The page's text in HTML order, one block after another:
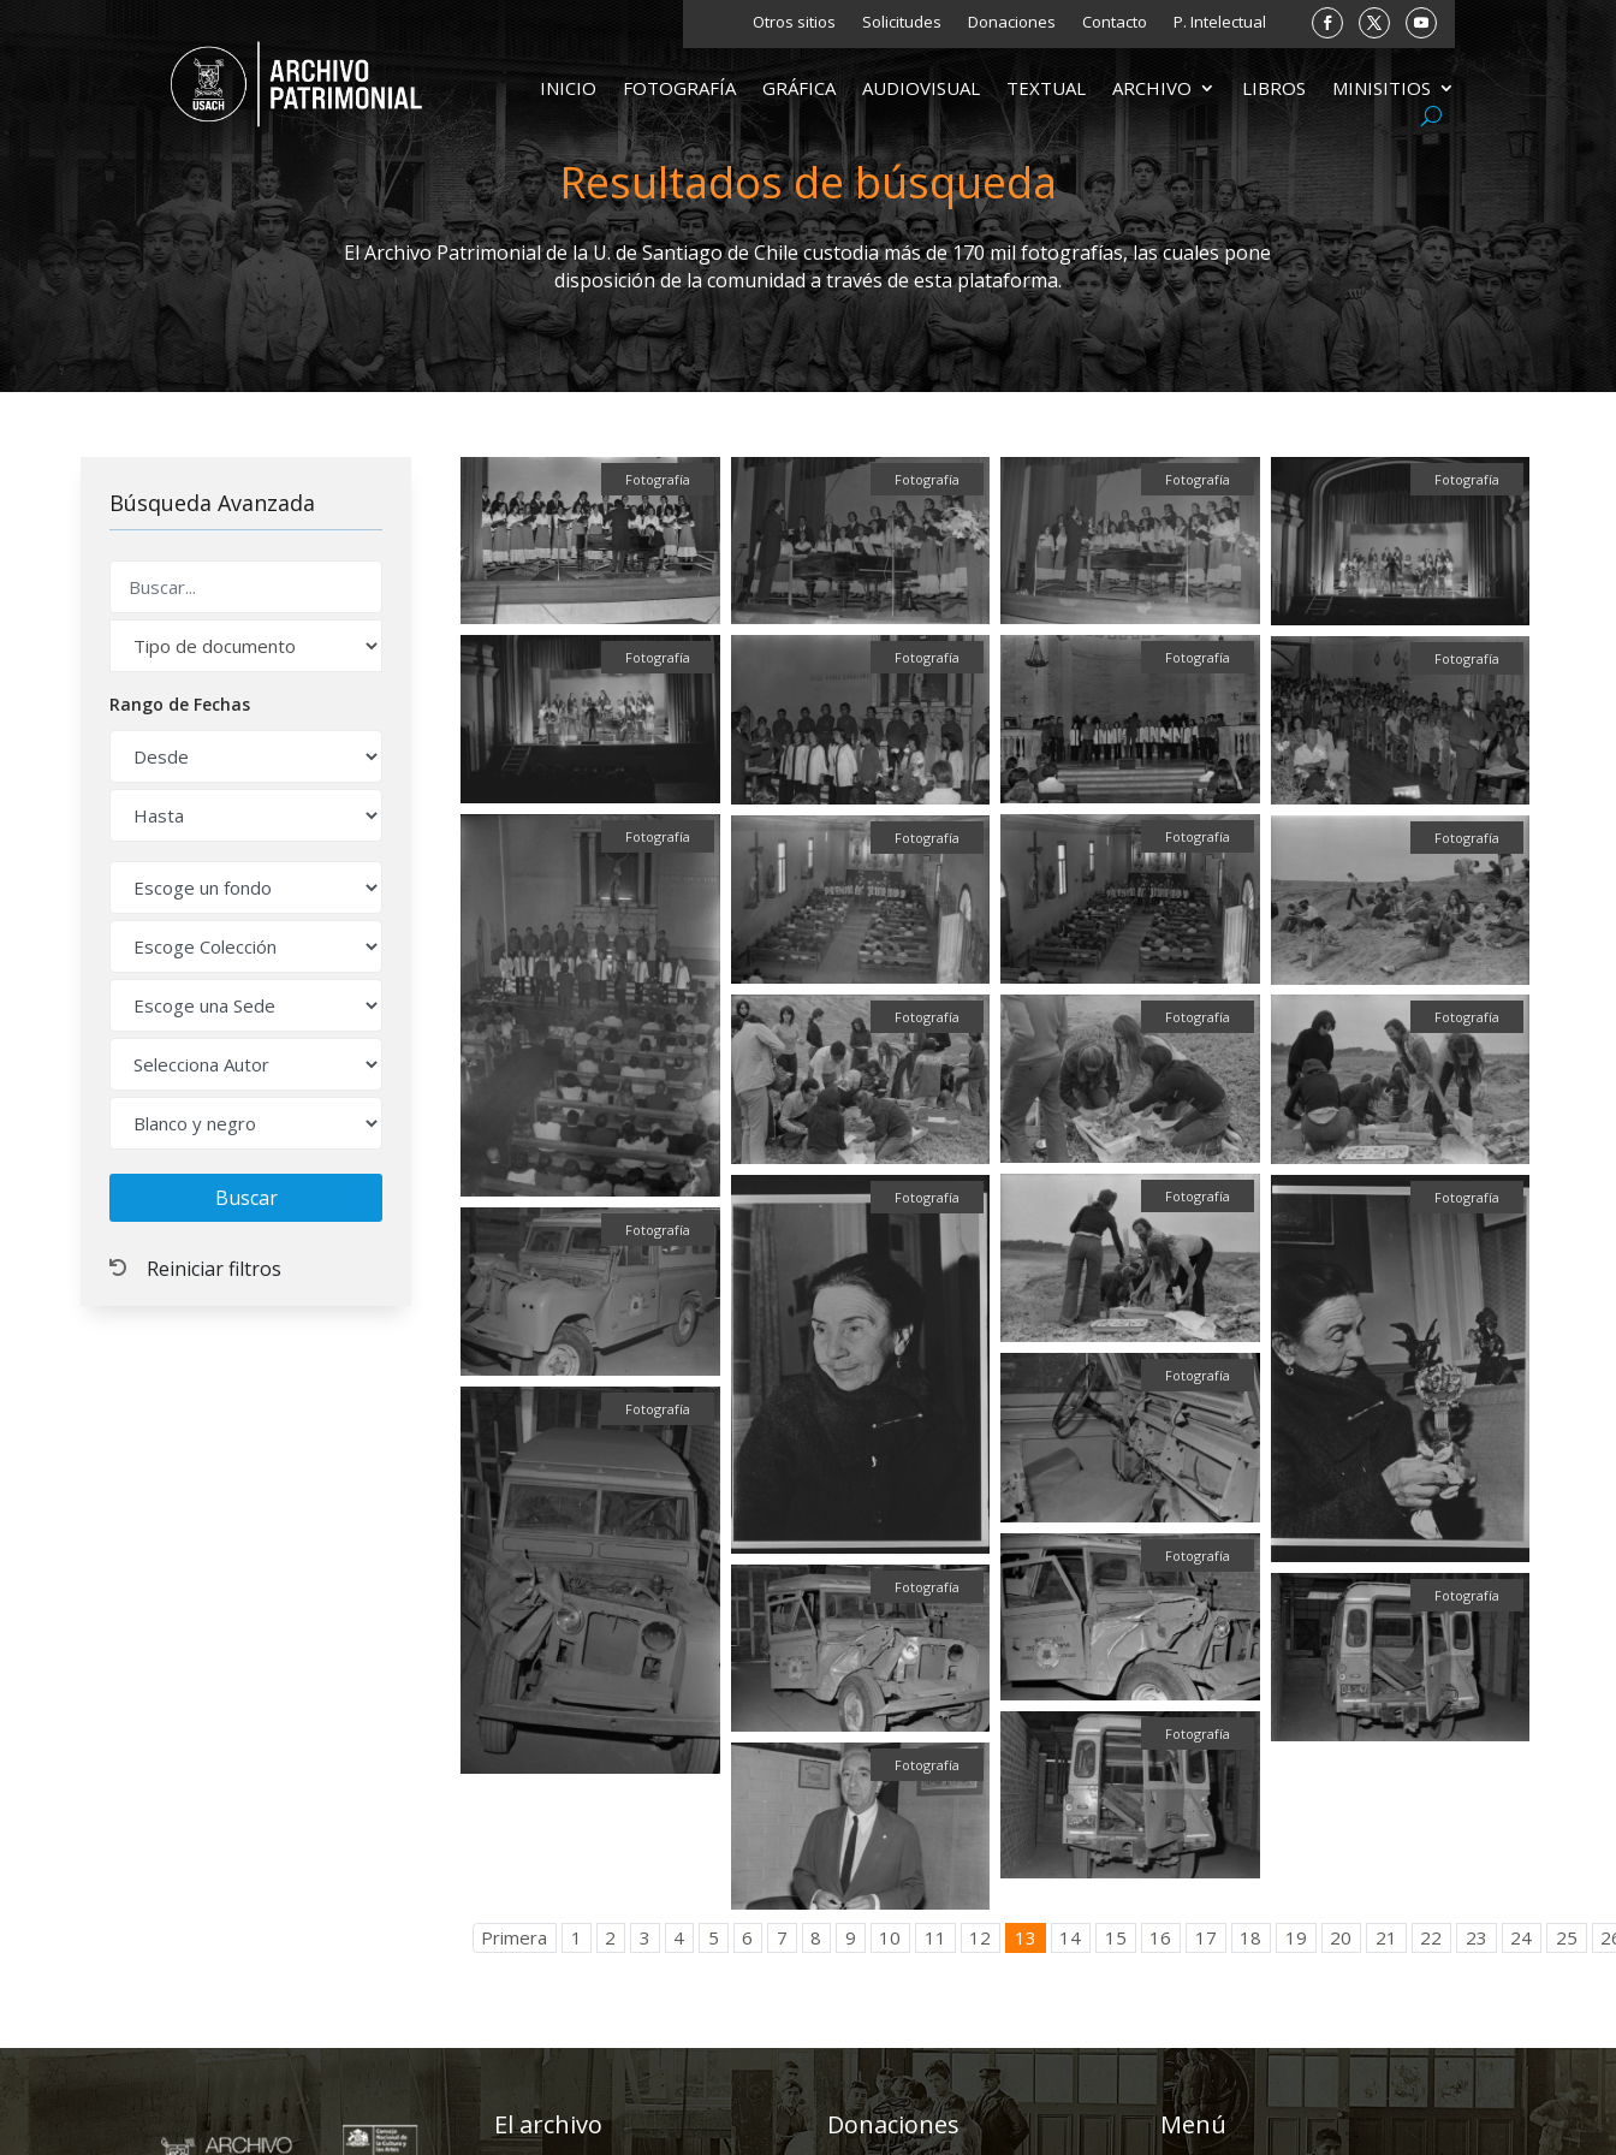
Otros sitios Solicitudes Donaciones Contacto P. Intelectual
INICIO FOTOGRAFÍA GRÁFICA AUDIOVISUAL TEXTUAL ARCHIVO LIBROS MINISITIOS
Resultados de búsqueda
El Archivo Patrimonial de la U. de Santiago de Chile custodia más de 170 mil fotografías, las cuales pone
disposición de la comunidad a través de esta plataforma.
Búsqueda Avanzada
Rango de Fechas
Fotografía Fotografía Fotografía Fotografía
Fotografía Fotografía
Fotografía Fotografía
Fotografía Fotografía
Fotografía Fotografía
Fotografía Fotografía Fotografía
Fotografía Fotografía
Fotografía
Fotografía
Fotografía
Fotografía
Fotografía
Fotografía
Fotografía
Fotografía
Fotografía
Primera 1 2 3 4 5 6 7 8 9 10 11 12 13 14 15 16 17 18 19 20 21 22 23 24 25
El archivo Donaciones Menú